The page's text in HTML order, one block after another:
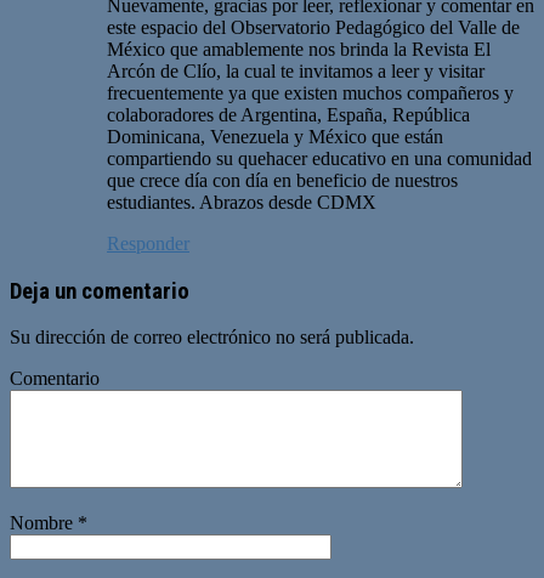
Nuevamente, gracias por leer, reflexionar y comentar en
este espacio del Observatorio Pedagógico del Valle de
México que amablemente nos brinda la Revista El
Arcón de Clío, la cual te invitamos a leer y visitar
frecuentemente ya que existen muchos compañeros y
colaboradores de Argentina, España, República
Dominicana, Venezuela y México que están
compartiendo su quehacer educativo en una comunidad
que crece día con día en beneficio de nuestros
estudiantes. Abrazos desde CDMX
Responder
Deja un comentario
Su dirección de correo electrónico no será publicada.
Comentario
Nombre *